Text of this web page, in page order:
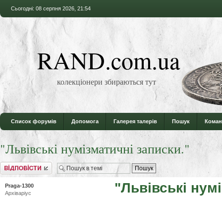
Сьогодні: 08 серпня 2026, 21:54
RAND.com.ua
колекціонери збираються тут
Список форумів Допомога Галерея талерів Пошук
"Львівські нумізматичні записки."
Відповісти
"Львівські
Praga-1300
Архіваріус